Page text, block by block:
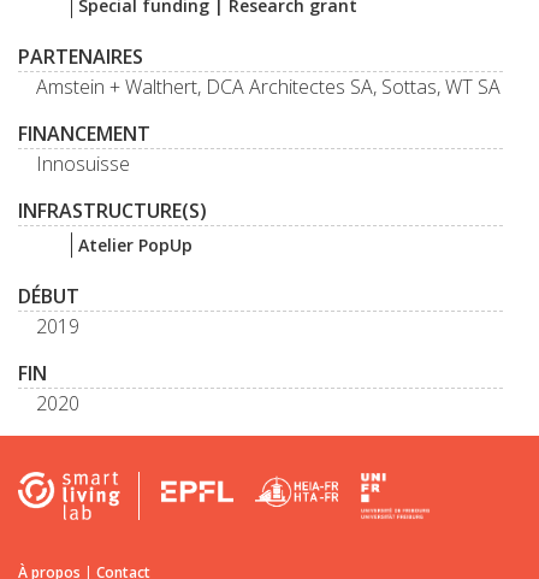
Special funding | Research grant
PARTENAIRES
Amstein + Walthert, DCA Architectes SA, Sottas, WT SA
FINANCEMENT
Innosuisse
INFRASTRUCTURE(S)
Atelier PopUp
DÉBUT
2019
FIN
2020
À propos | Contact